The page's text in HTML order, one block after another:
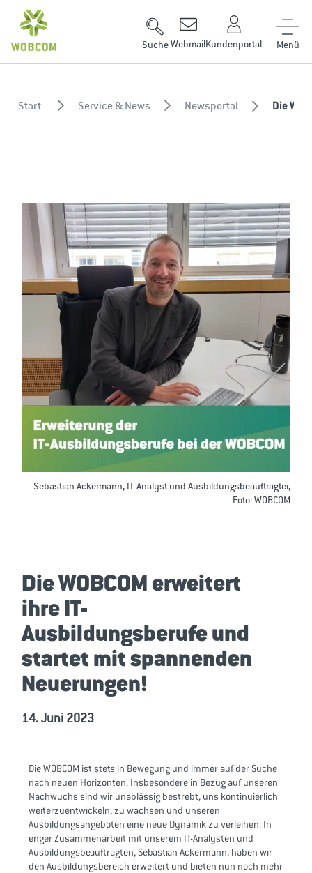
Zum Inhalt springen
SucheWebmailKundenportal
Start Service & News Newsportal Die
Die WOBCOM erweitert
ihre IT-
Ausbildungsberufe und
startet mit spannenden
Neuerungen!
14. Juni 2023
Die WOBCOM ist stets in Bewegung und immer auf der Suche
nach neuen Horizonten. Insbesondere in Bezug auf unseren
Nachwuchs sind wir unablässig bestrebt, uns kontinuierlich
weiterzuentwickeln, zu wachsen und unseren
Ausbildungsangeboten eine neue Dynamik zu verleihen. In
enger Zusammenarbeit mit unserem IT-Analysten und
Ausbildungsbeauftragten, Sebastian Ackermann, haben wir
den Ausbildungsbereich erweitert und bieten nun noch mehr
Sebastian Ackermann, IT-Analyst und Ausbildungsbeauftragter,
Foto: WOBCOM